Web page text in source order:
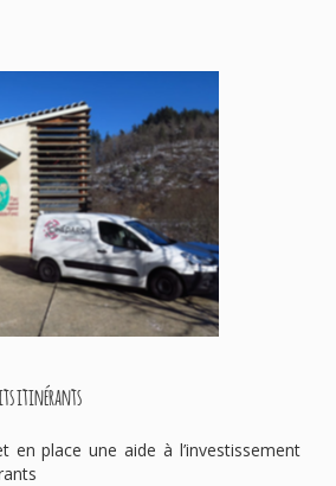
itinérants
en place une aide à l’investissement